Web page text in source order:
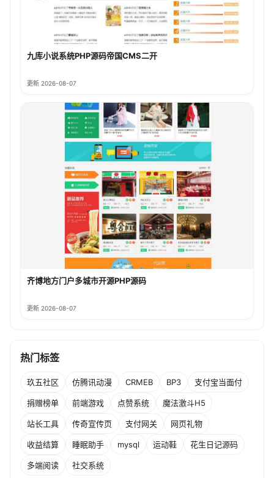
九库小说系统PHP源码帝国CMS二开
更新 2026-08-07
齐博地方门户多城市开源PHP源码
更新 2026-08-07
热门标签
玖五社区 仿腾讯动漫 CRMEB BP3 支付宝当面付
捐赠榜单 前端游戏 点赞系统 魔法激斗H5
站长工具 传奇宣传页 支付网关 网页礼物
收益结算 睡眠助手 mysql 运动鞋 花生日记源码
多端阅读 社交系统